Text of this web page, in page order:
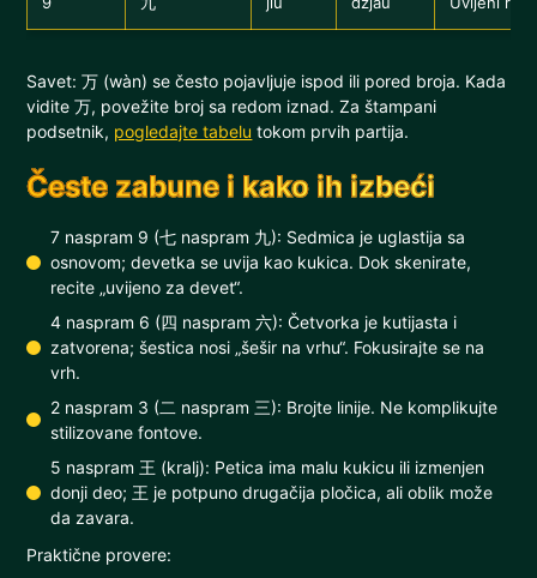
Savet: 万 (wàn) se često pojavljuje ispod ili pored broja. Kada
vidite 万, povežite broj sa redom iznad. Za štampani
podsetnik, pogledajte tabelu tokom prvih partija.
Česte zabune i kako ih izbeći
7 naspram 9 (七 naspram 九): Sedmica je uglastija sa
osnovom; devetka se uvija kao kukica. Dok skenirate,
recite „uvijeno za devet“.
4 naspram 6 (四 naspram 六): Četvorka je kutijasta i
zatvorena; šestica nosi „šešir na vrhu“. Fokusirajte se na
vrh.
2 naspram 3 (二 naspram 三): Brojte linije. Ne komplikujte
stilizovane fontove.
5 naspram 王 (kralj): Petica ima malu kukicu ili izmenjen
donji deo; 王 je potpuno drugačija pločica, ali oblik može
da zavara.
Praktične provere: